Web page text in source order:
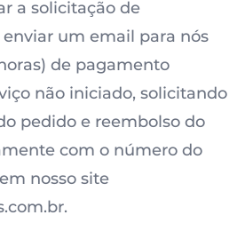
a solicitação de
um email para nós
de pagamento
não iniciado, solicitando
pedido e reembolso do
com o número do
nosso site